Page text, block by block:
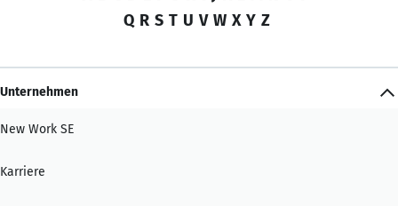
Q R S T U V W X Y Z
Unternehmen
New Work SE
Karriere